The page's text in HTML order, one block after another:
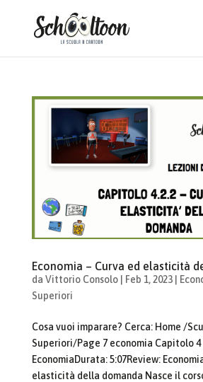
Economia – Curva ed elasticità
da Vittorio Consolo| Feb 1, 2023|
Superiori
Cosa vuoi imparare? Cerca: Home /
Superiori/Page 7 economia Capitolo
EconomiaDurata: 5:07Review:
elasticità della domanda Nasce il